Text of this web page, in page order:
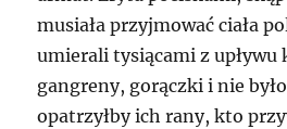
musiała przyjmować ciała
umierali tysiącami z upływu
gangreny, gorączki i nie
opatrzyłby ich rany, kto